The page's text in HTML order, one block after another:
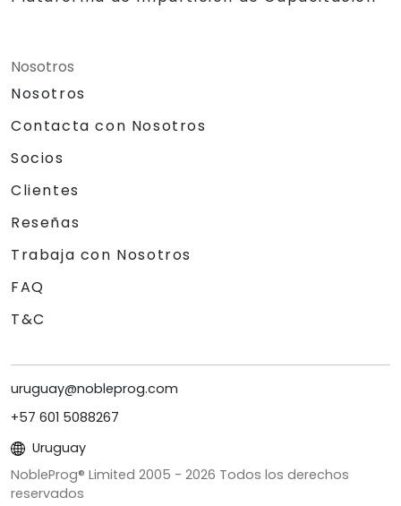
Nosotros
Nosotros
Contacta con Nosotros
Socios
Clientes
Reseñas
Trabaja con Nosotros
FAQ
T&C
uruguay@nobleprog.com
+57 601 5088267
Uruguay
NobleProg® Limited 2005 - 2026 Todos los derechos
reservados